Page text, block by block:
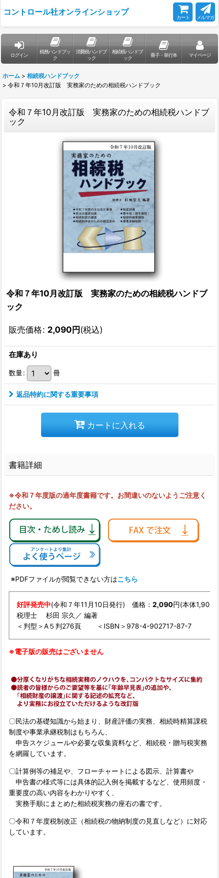
コントロール社オンラインショップ
カート メルマガ
ログイン
税務ハンドブッ
ク
消費税ハンドブ
ック
相続税ハンドブ
ック
冊子・単行本 マイページ
ホーム > 相続税ハンドブック
> 令和７年10月改訂版 実務家のための相続税ハンドブック
令和７年10月改訂版 実務家のための相続税ハンドブ
ック
令和７年10月改訂版 実務家のための相続税ハンドブ
ック
販売価格: 2,090円(税込)
在庫あり
数量: 冊
返品特約に関する重要事項
カートに入れる
書籍詳細
※令和７年度版の過年度書籍です。お間違いのないようご注意く
ださい。
※PDFファイルが閲覧できない方はこちら
好評発売中(令和７年11月10日発行) 価格： 2,090円(本体
税理士 杉田 宗久／ 編著
＜判型＞A５判276頁 ＜ISBN＞978-4-902717-87-7
※電子版の販売はございません
〇民法の基礎知識から始まり、財産評価の実務、相続時精算課税
制度や事業承継税制はもちろん、
申告スケジュールや必要な収集資料など、相続税・贈与税実務
を網羅しています。
〇計算例等の補足や、フローチャートによる図示、計算書や
申告書の様式等には具体的記入例を掲載するなど、使用頻度・
重要度の高い内容をわかりやすく、
実務手順にまとめた相続税実務の座右の書です。
〇令和７年度税制改正（相続税の物納制度の見直しなど）に対応
しています。